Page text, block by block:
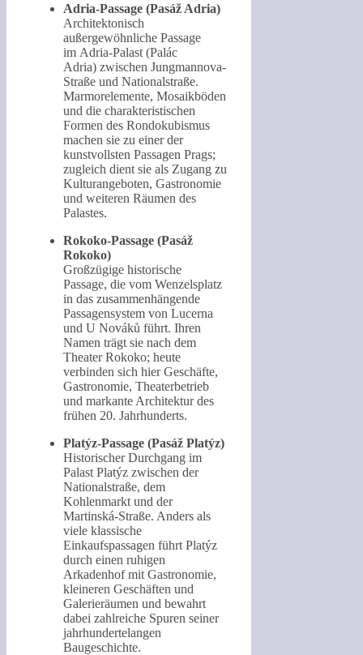
Adria-Passage (Pasáž Adria)
Architektonisch
außergewöhnliche Passage
im Adria-Palast (Palác
Adria) zwischen Jungmannova-
Straße und Nationalstraße.
Marmorelemente, Mosaikböden
und die charakteristischen
Formen des Rondokubismus
machen sie zu einer der
kunstvollsten Passagen Prags;
zugleich dient sie als Zugang zu
Kulturangeboten, Gastronomie
und weiteren Räumen des
Palastes.
Rokoko-Passage (Pasáž
Rokoko)
Großzügige historische
Passage, die vom Wenzelsplatz
in das zusammenhängende
Passagensystem von Lucerna
und U Nováků führt. Ihren
Namen trägt sie nach dem
Theater Rokoko; heute
verbinden sich hier Geschäfte,
Gastronomie, Theaterbetrieb
und markante Architektur des
frühen 20. Jahrhunderts.
Platýz-Passage (Pasáž Platýz)
Historischer Durchgang im
Palast Platýz zwischen der
Nationalstraße, dem
Kohlenmarkt und der
Martinská-Straße. Anders als
viele klassische
Einkaufspassagen führt Platýz
durch einen ruhigen
Arkadenhof mit Gastronomie,
kleineren Geschäften und
Galerieräumen und bewahrt
dabei zahlreiche Spuren seiner
jahrhundertelangen
Baugeschichte.